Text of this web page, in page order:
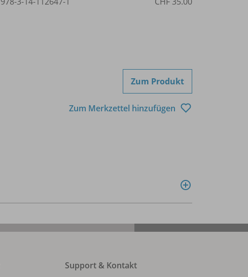
Zum Produkt
Zum Merkzettel hinzufügen
Support & Kontakt